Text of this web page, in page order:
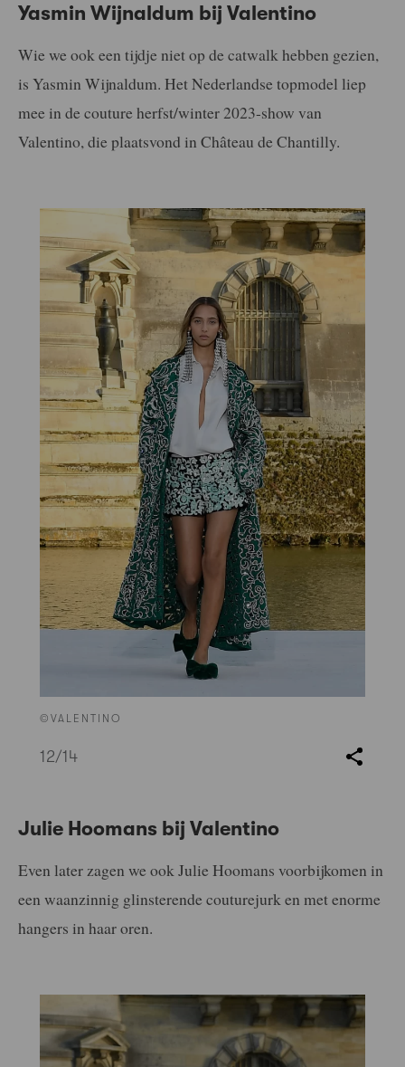
Yasmin Wijnaldum bij Valentino
Wie we ook een tijdje niet op de catwalk hebben gezien,
is Yasmin Wijnaldum. Het Nederlandse topmodel liep
mee in de couture herfst/winter 2023-show van
Valentino, die plaatsvond in Château de Chantilly.
©VALENTINO
12/14
Julie Hoomans bij Valentino
Even later zagen we ook Julie Hoomans voorbijkomen in
een waanzinnig glinsterende couturejurk en met enorme
hangers in haar oren.